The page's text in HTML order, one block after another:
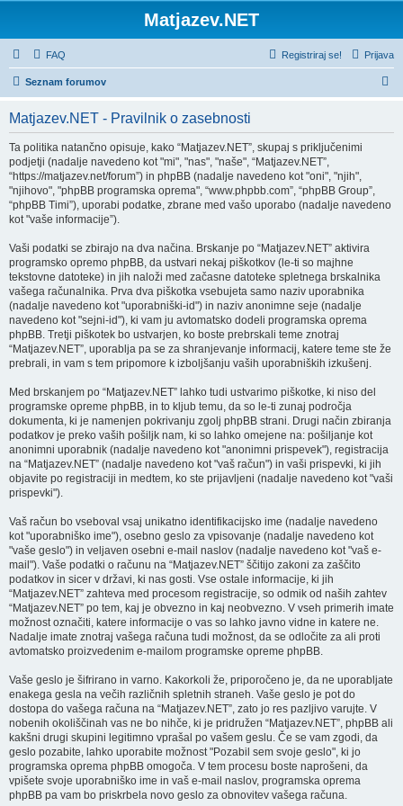
Matjazev.NET
FAQ Prijava
Registriraj se!
Seznam forumov
Matjazev.NET - Pravilnik o zasebnosti
Ta politika natančno opisuje, kako “Matjazev.NET”, skupaj s priključenimi
podjetji (nadalje navedeno kot "mi", "nas", "naše", “Matjazev.NET”,
“https://matjazev.net/forum”) in phpBB (nadalje navedeno kot "oni", "njih",
"njihovo", "phpBB programska oprema", “www.phpbb.com”, “phpBB Group”,
“phpBB Timi”), uporabi podatke, zbrane med vašo uporabo (nadalje navedeno
kot "vaše informacije”).
Vaši podatki se zbirajo na dva načina. Brskanje po “Matjazev.NET” aktivira
programsko opremo phpBB, da ustvari nekaj piškotkov (le-ti so majhne
tekstovne datoteke) in jih naloži med začasne datoteke spletnega brskalnika
vašega računalnika. Prva dva piškotka vsebujeta samo naziv uporabnika
(nadalje navedeno kot "uporabniški-id") in naziv anonimne seje (nadalje
navedeno kot "sejni-id"), ki vam ju avtomatsko dodeli programska oprema
phpBB. Tretji piškotek bo ustvarjen, ko boste prebrskali teme znotraj
“Matjazev.NET”, uporablja pa se za shranjevanje informacij, katere teme ste že
prebrali, in vam s tem pripomore k izboljšanju vaših uporabniških izkušenj.
Med brskanjem po “Matjazev.NET” lahko tudi ustvarimo piškotke, ki niso del
programske opreme phpBB, in to kljub temu, da so le-ti zunaj področja
dokumenta, ki je namenjen pokrivanju zgolj phpBB strani. Drugi način zbiranja
podatkov je preko vaših pošiljk nam, ki so lahko omejene na: pošiljanje kot
anonimni uporabnik (nadalje navedeno kot "anonimni prispevek"), registracija
na “Matjazev.NET” (nadalje navedeno kot "vaš račun") in vaši prispevki, ki jih
objavite po registraciji in medtem, ko ste prijavljeni (nadalje navedeno kot "vaši
prispevki").
Vaš račun bo vseboval vsaj unikatno identifikacijsko ime (nadalje navedeno
kot "uporabniško ime"), osebno geslo za vpisovanje (nadalje navedeno kot
"vaše geslo") in veljaven osebni e-mail naslov (nadalje navedeno kot "vaš e-
mail"). Vaše podatki o računu na “Matjazev.NET” ščitijo zakoni za zaščito
podatkov in sicer v državi, ki nas gosti. Vse ostale informacije, ki jih
“Matjazev.NET” zahteva med procesom registracije, so odmik od naših zahtev
“Matjazev.NET” po tem, kaj je obvezno in kaj neobvezno. V vseh primerih imate
možnost označiti, katere informacije o vas so lahko javno vidne in katere ne.
Nadalje imate znotraj vašega računa tudi možnost, da se odločite za ali proti
avtomatsko proizvedenim e-mailom programske opreme phpBB.
Vaše geslo je šifrirano in varno. Kakorkoli že, priporočeno je, da ne uporabljate
enakega gesla na večih različnih spletnih straneh. Vaše geslo je pot do
dostopa do vašega računa na “Matjazev.NET”, zato jo res pazljivo varujte. V
nobenih okoliščinah vas ne bo nihče, ki je pridružen “Matjazev.NET”, phpBB ali
kakšni drugi skupini legitimno vprašal po vašem geslu. Če se vam zgodi, da
geslo pozabite, lahko uporabite možnost "Pozabil sem svoje geslo", ki jo
programska oprema phpBB omogoča. V tem procesu boste naprošeni, da
vpišete svoje uporabniško ime in vaš e-mail naslov, programska oprema
phpBB pa vam bo priskrbela novo geslo za obnovitev vašega računa.